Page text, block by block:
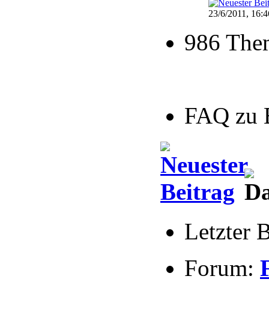
23/6/2011,
986
FAQ zu
Letzter
Forum: